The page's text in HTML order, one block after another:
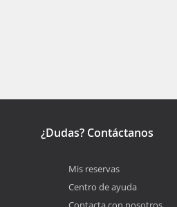
¿Dudas? Contáctanos
Mis reservas
Centro de ayuda